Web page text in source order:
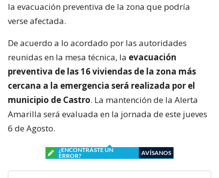
la evacuación preventiva de la zona que podría
verse afectada.
De acuerdo a lo acordado por las autoridades
reunidas en la mesa técnica, la evacuación
preventiva de las 16 viviendas de la zona más
cercana a la emergencia será realizada por el
municipio de Castro. La mantención de la Alerta
Amarilla será evaluada en la jornada de este jueves
6 de Agosto.
¿ENCONTRASTE UN
ERROR?
AVÍSANOS